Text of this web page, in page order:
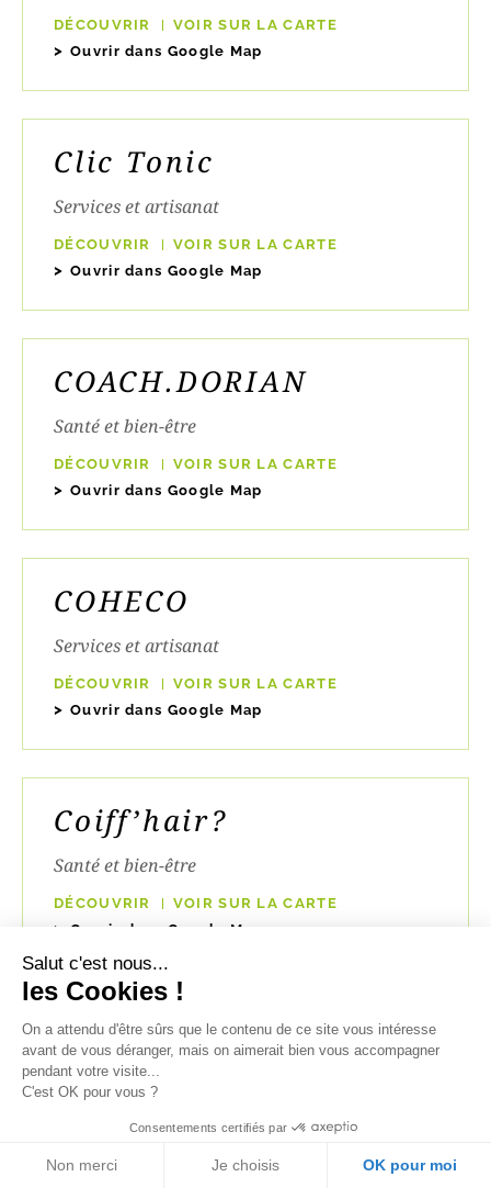
DÉCOUVRIR
VOIR SUR LA CARTE
Ouvrir dans Google Map
Clic Tonic
Services et artisanat
DÉCOUVRIR
VOIR SUR LA CARTE
Ouvrir dans Google Map
COACH.DORIAN
Santé et bien-être
DÉCOUVRIR
VOIR SUR LA CARTE
Ouvrir dans Google Map
COHECO
Services et artisanat
DÉCOUVRIR
VOIR SUR LA CARTE
Ouvrir dans Google Map
Coiff’hair?
Santé et bien-être
DÉCOUVRIR
VOIR SUR LA CARTE
Ouvrir dans Google Map
Coiff’House
Services et artisanat
DÉCOUVRIR
VOIR SUR LA CARTE
Salut c'est nous...
les Cookies !
On a attendu d'être sûrs que le contenu de ce site vous intéresse
avant de vous déranger, mais on aimerait bien vous accompagner
pendant votre visite...
C'est OK pour vous ?
Consentements certifiés par
Non merci Je choisis OK pour moi